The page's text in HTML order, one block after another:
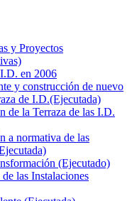
y Proyectos
en 2006
y construcción de nuevo
de I.D.(Ejecutada)
de la Terraza de las I.D.
a normativa de las
(Ejecutado)
las Instalaciones